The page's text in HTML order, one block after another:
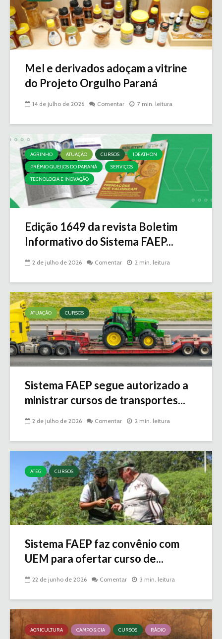
Mel e derivados adoçam a vitrine
do Projeto Orgulho Paraná
14 de julho de 2026 Comentar 7 min. leitura
AGRINHO ATUAÇÃO CURSOS
IDEATHON
PRÊMIO QUEIJOS DO PARANÁ
SERVIÇOS
TECNOLOGIA E INOVAÇÃO
Edição 1649 da revista Boletim
Informativo do Sistema FAEP...
2 de julho de 2026 Comentar 2 min. leitura
ATUAÇÃO CURSOS
Sistema FAEP segue autorizado a
ministrar cursos de transportes...
2 de julho de 2026 Comentar 2 min. leitura
ATEG CURSOS
Sistema FAEP faz convênio com
UEM para ofertar curso de...
22 de junho de 2026 Comentar 3 min. leitura
AGRICULTURA CAMPO & CIA CURSOS RÁDIO